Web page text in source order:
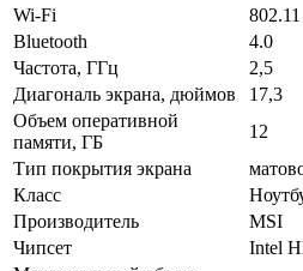
Wi-Fi
Bluetooth
4.0
Частота, ГГц
2,5
Диагональ экрана, дюймов
17,3
Объем оперативной
памяти, ГБ
12
Тип покрытия экрана
Класс
Производитель
MSI
Чипсет
Intel